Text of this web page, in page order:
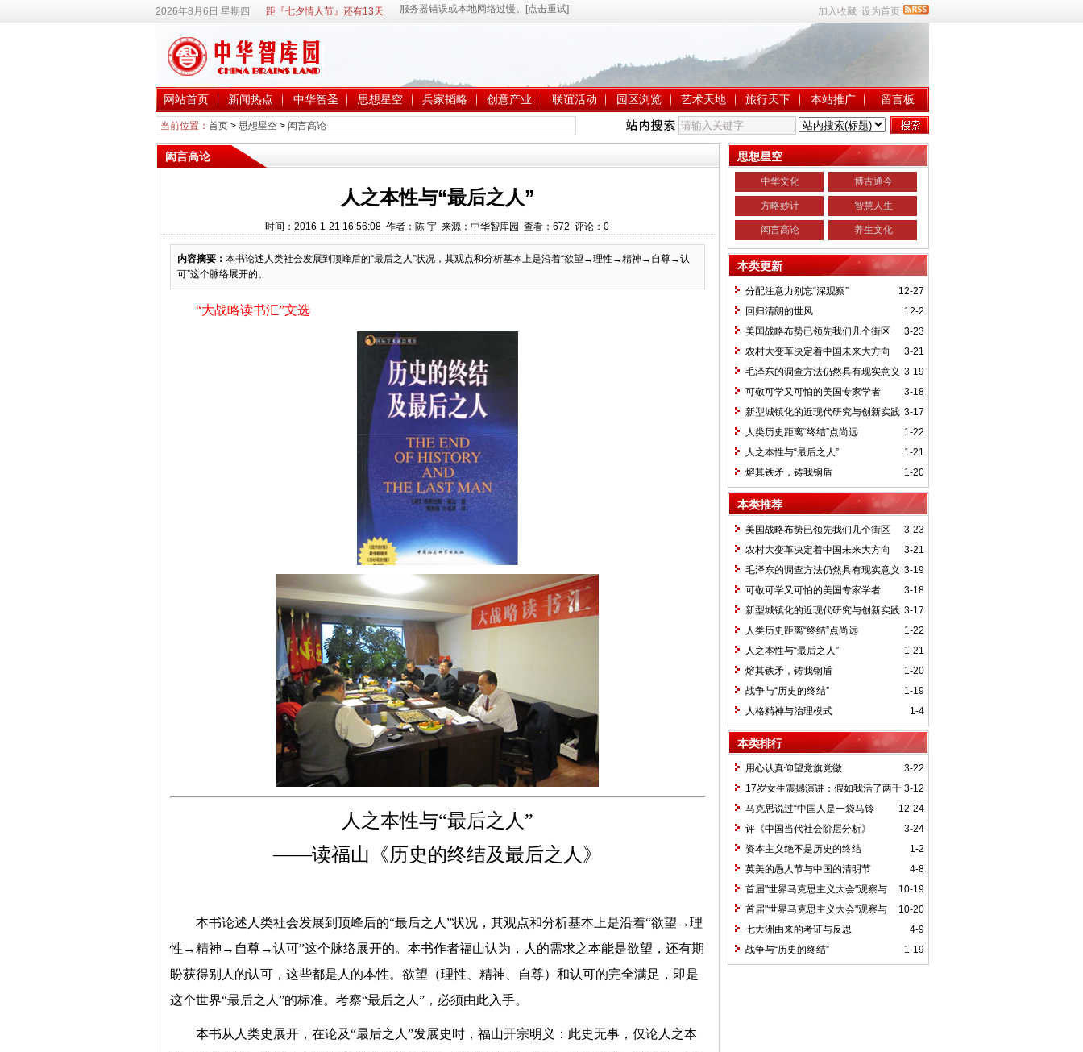
2026年8月6日 星期四 距『七夕情人节』还有13天 加入收藏 设为首页
网站首页 新闻热点 中华智圣 思想星空 兵家韬略 创意产业 联谊活动 园区浏览 艺术天地 旅行天下 本站推广 留言板
当前位置： 首页> 思想星空> 闳言高论
闳言高论
人之本性与“最后之人”
时间：2016-1-21 16:56:08 作者：陈 宇 来源：中华智库园 查看： 672 评论： 0
内容摘要： 本书论述人类社会发展到顶峰后的“最后之人”状况，其观点和分析基本上是沿着“欲望→理性→精神→自尊→认
可”这个脉络展开的。
“大战略读书汇”文选
人之本性与“最后之人”
——读福山《历史的终结及最后之人》
本书论述人类社会发展到顶峰后的“最后之人”状况，其观点和分析基本上是沿着“欲望→理
性→精神→自尊→认可”这个脉络展开的。本书作者福山认为，人的需求之本能是欲望，还有期
盼获得别人的认可，这些都是人的本性。欲望（理性、精神、自尊）和认可的完全满足，即是
这个世界“最后之人”的标准。考察“最后之人”，必须由此入手。
本书从人类史展开，在论及“最后之人”发展史时，福山开宗明义：此史无事，仅论人之本
思想星空
中华文化 博古通今
方略妙计 智慧人生
闳言高论 养生文化
本类更新
12-27
分配注意力别忘“深观察”
12-2
回归清朗的世风
3-23
美国战略布势已领先我们几个街区
3-21
农村大变革决定着中国未来大方向
3-19
毛泽东的调查方法仍然具有现实意义
3-18
可敬可学又可怕的美国专家学者
3-17
新型城镇化的近现代研究与创新实践
1-22
人类历史距离“终结”点尚远
1-21
人之本性与“最后之人”
1-20
熔其铁矛，铸我钢盾
本类推荐
3-23
美国战略布势已领先我们几个街区
3-21
农村大变革决定着中国未来大方向
3-19
毛泽东的调查方法仍然具有现实意义
3-18
可敬可学又可怕的美国专家学者
3-17
新型城镇化的近现代研究与创新实践
1-22
人类历史距离“终结”点尚远
1-21
人之本性与“最后之人”
1-20
熔其铁矛，铸我钢盾
1-19
战争与“历史的终结”
1-4
人格精神与治理模式
本类排行
3-22
用心认真仰望党旗党徽
3-12
17岁女生震撼演讲：假如我活了两千
岁，我的祖国她是谁？
12-24
马克思说过“中国人是一袋马铃
薯”吗
3-24
评《中国当代社会阶层分析》
1-2
资本主义绝不是历史的终结
4-8
英美的愚人节与中国的清明节
10-19
首届"世界马克思主义大会"观察与
综述之二
10-20
首届"世界马克思主义大会"观察与
综述之三
4-9
七大洲由来的考证与反思
1-19
战争与“历史的终结”